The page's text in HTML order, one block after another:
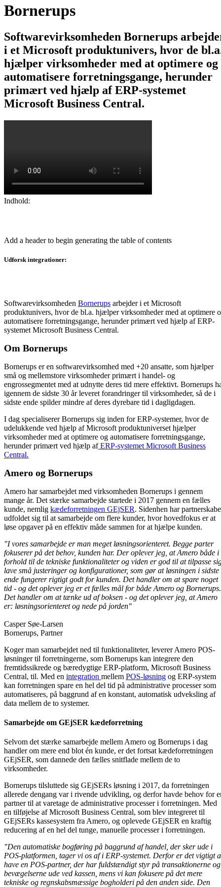
Bornerups
Softwarevirksomheden Bornerups
i et Microsoft produktunivers, hvor de
hjælper virksomheder med at optimere og
automatisere forretningsgange, herunder
primært ved hjælp af ERP-systemet
Microsoft Business Central.
Indhold:
Add a header to begin generating the table of contents
Udforsk integrationer:
Softwarevirksomheden Bornerups arbejder i et Microsoft
produktunivers, hvor de bl.a. hjælper virksomheder med at optimere
automatisere forretningsgange, herunder primært ved hjælp af ERP-
systemet Microsoft Business Central.
Om Bornerups
Bornerups er en softwarevirksomhed med +20 ansatte, som hjælper
små og mellemstore virksomheder primært i handel- og
engrossegmentet med at udnytte deres tid mere effektivt. Bornerups
igennem de sidste 30 år leveret forandringer til virksomheder, så de i
sidste ende spilder mindre af deres dyrebare tid i dagligdagen.
I dag specialiserer Bornerups sig inden for ERP-systemer, hvor de
udelukkende ved hjælp af Microsoft produktuniverset hjælper
virksomheder med at optimere og automatisere forretningsgange,
herunder primært ved hjælp afERP-systemet Microsoft Business
Central.
Amero og Bornerups
Amero har samarbejdet med virksomheden Bornerups i gennem
mange år. Det stærke samarbejde startede i 2017 gennem en fælles
kunde, nemlig kædeforretningen GEjSER. Sidenhen har
udfoldet sig til at samarbejde om flere kunder, hvor hovedfokus er at
løse opgaver på en effektiv måde sammen for at hjælpe kunden.
"I vores samarbejde er man meget løsningsorienteret. Begge parter
fokuserer på det behov, kunden har. Der oplever jeg, at Amero både i
forhold til de tekniske funktionaliteter og viden er god til at tilpasse
lave små justeringer og konfigurationer, som gør at løsningen i sidste
ende fungerer rigtigt godt for kunden. Det handler om at spare noget
tid - og det oplever jeg er et fælles mål for både Amero og Bornerups.
Det handler om at tænke ud af boksen - og det oplever jeg, at Amero
er: løsningsorienteret og nede på jorden"
Casper Søe-Larsen
Bornerups, Partner
Koger man samarbejdet ned til funktionaliteter, leverer Amero POS-
løsninger til forretningerne, som Bornerups kan integrere den
fremtidssikrede og bæredygtige ERP-platform, Microsoft Business
Central, til. Med en integration mellem POS-løsning og ERP-system
kan forretningen spare en hel del tid på administrative processer som
automatiseres, på baggrund af en konstant, automatisk udveksling af
data mellem de to systemer.
Samarbejde om GEjSER kædeforretning
Selvom det stærke samarbejde mellem Amero og Bornerups i dag
handler om mere end blot én kunde, er det fortsat kædeforretningen
GEjSER, som dannede den fælles snitflade mellem de to
virksomheder.
Bornerups tilsluttede sig GEjSERs løsning i 2017, da forretningen
allerede dengang var i rivende udvikling, og derfor havde behov for
partner til at varetage de administrative processer i forretningen. Med
en tilføjelse af Microsoft Business Central, som blev integreret til
GEjSERs kassesystem fra Amero, og oplevede GEjSER en kraftig
reducering af en hel del tunge, manuelle processer i forretningen.
"Den automatiske bogføring på baggrund af handel, der sker ude i
POS-platformen, tager vi os af i ERP-systemet. Derfor er det vigtigt
have en POS-partner, der har fuldstændigt styr på transaktionerne og
bevægelserne ude ved kassen, mens vi kan fokusere på det mere
tekniske og regnskabsmæssige bogholderi på den anden side. Den